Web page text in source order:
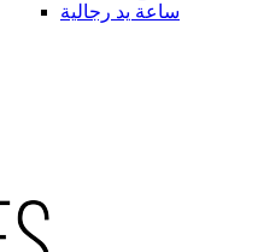
ساعة يد رجالية